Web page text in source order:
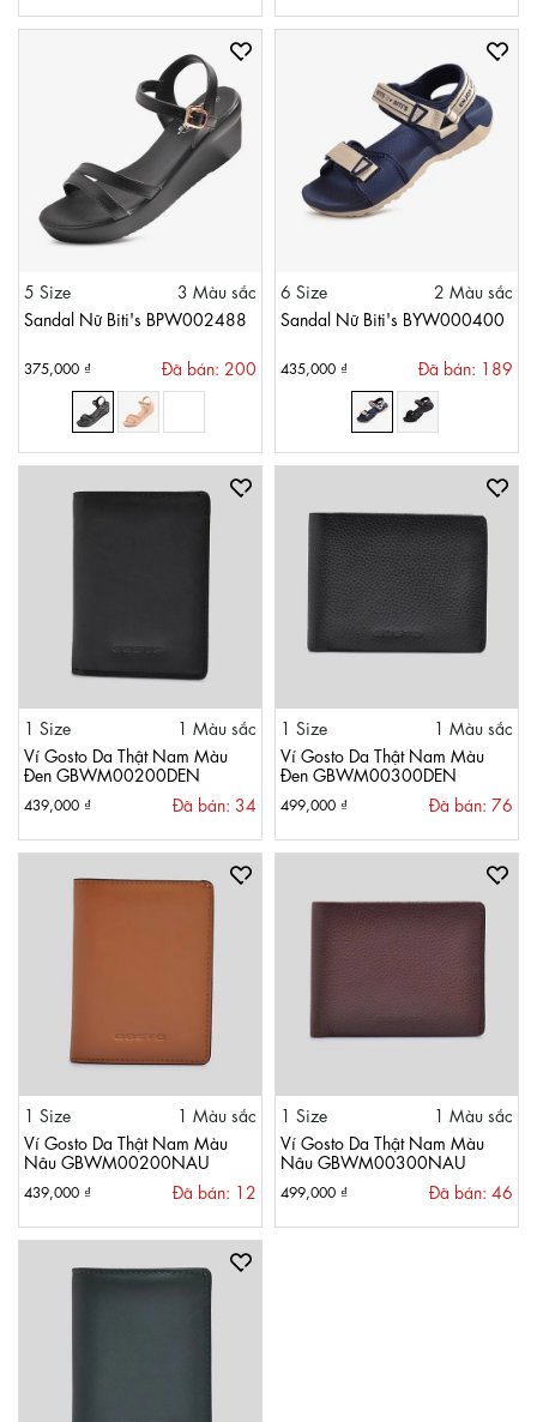
5 Size
3 Màu sắc
Sandal Nữ Biti's BPW002488
375,000 ₫ Đã bán: 200
6 Size
2 Màu sắc
Sandal Nữ Biti's BYW000400
435,000 ₫ Đã bán: 189
1 Size
1 Màu sắc
Ví Gosto Da Thật Nam Màu
Đen GBWM00200DEN
439,000 ₫ Đã bán: 34
1 Size
1 Màu sắc
Ví Gosto Da Thật Nam Màu
Đen GBWM00300DEN
499,000 ₫ Đã bán: 76
1 Size
1 Màu sắc
Ví Gosto Da Thật Nam Màu
Nâu GBWM00200NAU
439,000 ₫ Đã bán: 12
1 Size
1 Màu sắc
Ví Gosto Da Thật Nam Màu
Nâu GBWM00300NAU
499,000 ₫ Đã bán: 46